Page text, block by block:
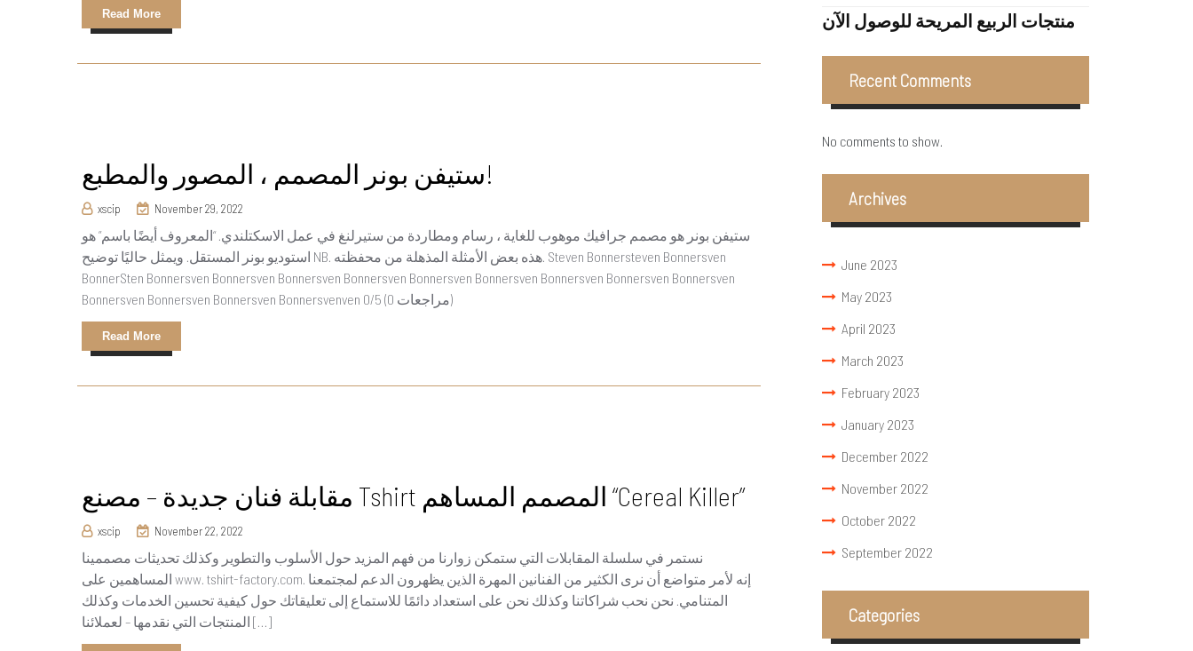
Read More
ستيفن بونر المصمم ، المصور والمطبع!
xscip November 29, 2022
ستيفن بونر هو مصمم جرافيك موهوب للغاية ، رسام ومطاردة من ستيرلنغ في عمل الاسكتلندي. “المعروف أيضًا باسم” هو
استوديو بونر المستقل. ويمثل حاليًا توضيح NB. هذه بعض الأمثلة المذهلة من محفظته. Steven Bonnersteven Bonnersven
BonnerSten Bonnersven Bonnersven Bonnersven Bonnersven Bonnersven Bonnersven Bonnersven Bonnersven Bonnersven
Bonnersven Bonnersven Bonnersven Bonnersvenven 0/5 (0 مراجعات)
Read More
مقابلة فنان جديدة – مصنع Tshirt المصمم المساهم “Cereal Killer”
xscip November 22, 2022
نستمر في سلسلة المقابلات التي ستمكن زوارنا من فهم المزيد حول الأسلوب والتطوير وكذلك تحديثات مصممينا
المساهمين على www. tshirt-factory.com. إنه لأمر متواضع أن نرى الكثير من الفنانين المهرة الذين يظهرون الدعم لمجتمعنا
المتنامي. نحن نحب شراكاتنا وكذلك نحن على استعداد دائمًا للاستماع إلى تعليقاتك حول كيفية تحسين الخدمات وكذلك
المنتجات التي نقدمها – لعملائنا […]
منتجات الربيع المريحة للوصول الآن
Recent Comments
No comments to show.
Archives
June 2023
May 2023
April 2023
March 2023
February 2023
January 2023
December 2022
November 2022
October 2022
September 2022
Categories